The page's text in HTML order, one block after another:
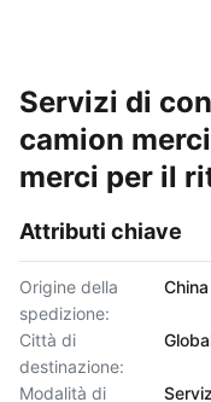
Servizi di
camion
merci per il
Attributi chiave
Origine della
spedizione:
Città di
destinazione:
Modalità di